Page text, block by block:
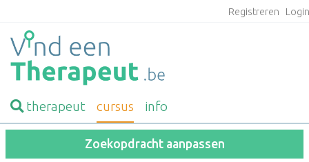
Registreren
therapeut cursus info
Zoekopdracht aanpassen